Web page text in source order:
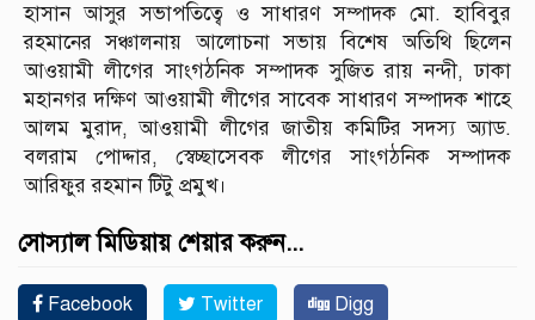
হাসান আসুর সভাপতিত্বে ও সাধারণ সম্পাদক মো. হাবিবুর
রহমানের সঞ্চালনায় আলোচনা সভায় বিশেষ অতিথি ছিলেন
আওয়ামী লীগের সাংগঠনিক সম্পাদক সুজিত রায় নন্দী, ঢাকা
মহানগর দক্ষিণ আওয়ামী লীগের সাবেক সাধারণ সম্পাদক শাহে
আলম মুরাদ, আওয়ামী লীগের জাতীয় কমিটির সদস্য অ্যাড.
বলরাম পোদ্দার, স্বেচ্ছাসেবক লীগের সাংগঠনিক সম্পাদক
আরিফুর রহমান টিটু প্রমুখ।
সোস্যাল মিডিয়ায় শেয়ার করুন...
Facebook Twitter Digg